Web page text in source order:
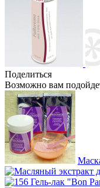
Поделиться
Возможно вам